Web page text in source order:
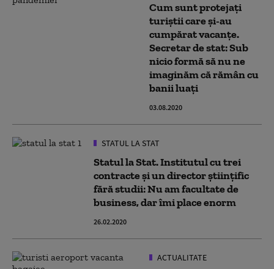
Cum sunt protejați
turiștii care și-au
cumpărat vacanțe.
Secretar de stat: Sub
nicio formă să nu ne
imaginăm că rămân cu
banii luați
03.08.2020
STATUL LA STAT
Statul la Stat. Institutul cu trei
contracte şi un director ştiinţific
fără studii: Nu am facultate de
business, dar îmi place enorm
26.02.2020
ACTUALITATE